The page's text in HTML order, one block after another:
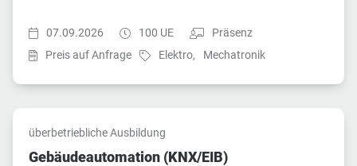
Startzeit:
07.09.2026 Dauer:
100 UE Teilnahmeart:
Präsenz
Preis auf Anfrage
Fach:
Elektro, Fach:
Mechatronik
überbetriebliche Ausbildung
Gebäudeautomation (KNX/EIB)